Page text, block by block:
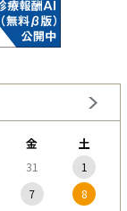
金 土
31
1
7
8